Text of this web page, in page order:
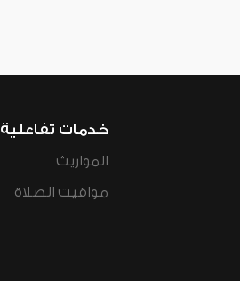
خدمات تفاعلية
المواريث
مواقيت الصلاة